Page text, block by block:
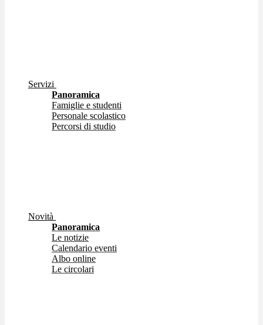
Servizi
Panoramica
Famiglie e studenti
Personale scolastico
Percorsi di studio
Novità
Panoramica
Le notizie
Calendario eventi
Albo online
Le circolari